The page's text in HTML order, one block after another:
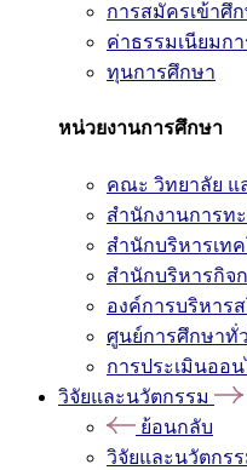
การสมัครเข้าศึ
ค่าธรรมเนียมก
ทุนการศึกษา
หน่วยงานการศึกษา
คณะ วิทยาลัย แ
สำนักงานการท
สำนักบริหารเท
สำนักบริหารกิจ
องค์การบริหาร
ศูนย์การศึกษาทั่
การประเมินออ
วิจัยและนวัตกรรม
ย้อนกลับ
วิจัยและนวัตกร